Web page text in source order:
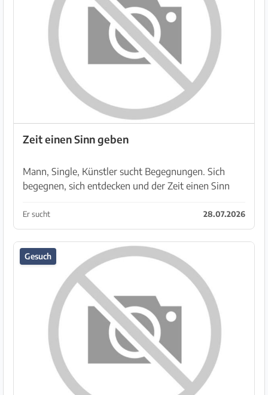
Zeit einen Sinn geben
Mann, Single, Künstler sucht Begegnungen. Sich
begegnen, sich entdecken und der Zeit einen Sinn
auf Dich.
Er sucht 28.07.2026
Gesuch